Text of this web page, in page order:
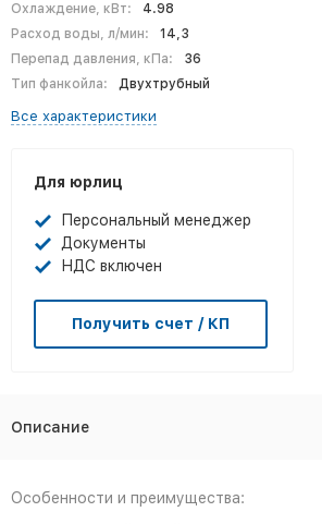
Охлаждение, кВт:
4.98
Расход воды, л/мин:
14,3
Перепад давления, кПа:
36
Тип фанкойла:
Двухтрубный
Все характеристики
Для юрлиц
Персональный менеджер
Документы
НДС включен
Получить счет / КП
Описание
Особенности и преимущества: